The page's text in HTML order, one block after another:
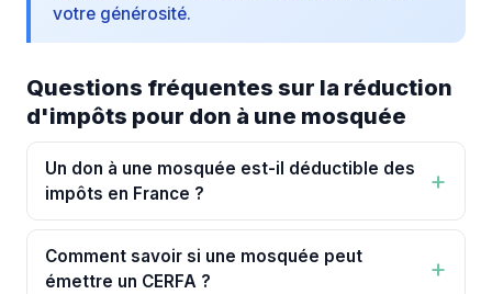
votre générosité.
Questions fréquentes sur la réduction
d'impôts pour don à une mosquée
Un don à une mosquée est-il déductible des
impôts en France ?
Comment savoir si une mosquée peut
émettre un CERFA ?